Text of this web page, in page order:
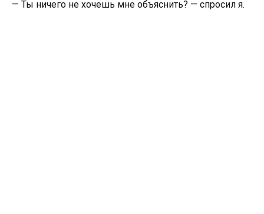
— Ты ничего не хочешь мне объяснить? — спросил я.